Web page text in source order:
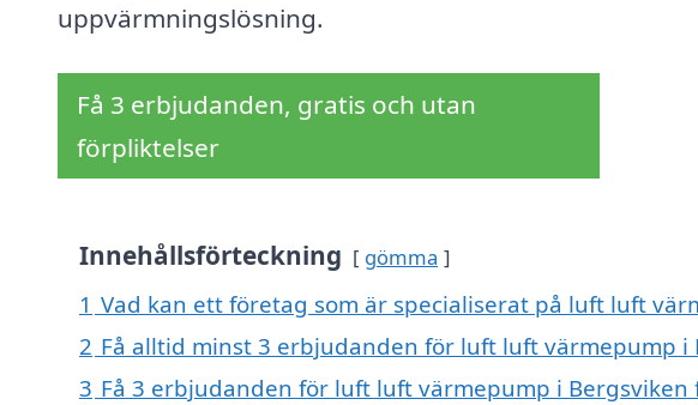
uppvärmningslösning.
Få 3 erbjudanden, gratis och utan
förpliktelser
Innehållsförteckning gömma
1 Vad kan ett företag som är specialiserat på luft luft
2 Få alltid minst 3 erbjudanden för luft luft värmepump i
3 Få 3 erbjudanden för luft luft värmepump i